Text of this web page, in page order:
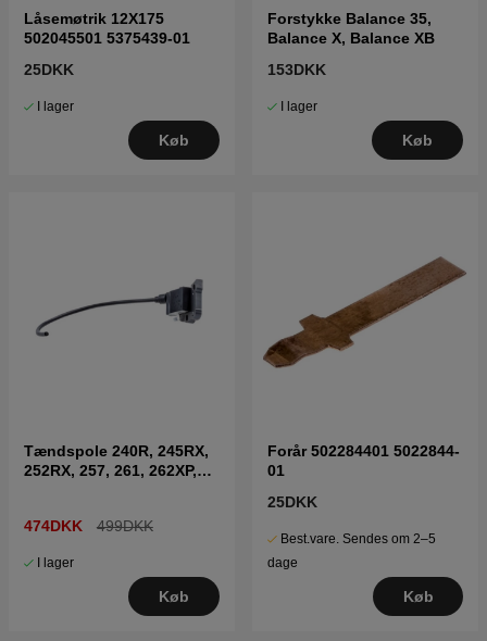
Låsemøtrik 12X175
502045501 5375439-01
25DKK
I lager
Køb
Forstykke Balance 35,
Balance X, Balance XB
153DKK
I lager
Køb
Tændspole 240R, 245RX,
252RX, 257, 261, 262XP,
474DKK 499DKK
I lager
Køb
Forår 502284401 5022844-
01
25DKK
Best.vare. Sendes om 2–5
dage
Køb